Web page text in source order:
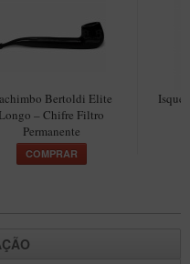
BRIAR ITALIANO
Bertoldi Elite
Longo – Chifre Filtro
Permanente
COMPRAR